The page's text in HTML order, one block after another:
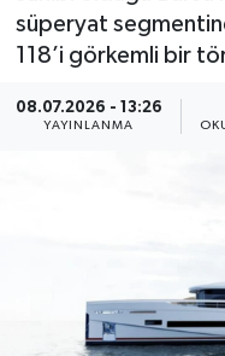
süperyat
118’i görkemli bir
08.07.2026 - 13:26
YAYINLANMA
Magazin
Sağlık
Teknoloji
Haber Arşivi